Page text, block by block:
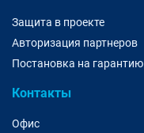
Защита в проекте
Авторизация партнеров
Постановка на гарантию
Контакты
Офис